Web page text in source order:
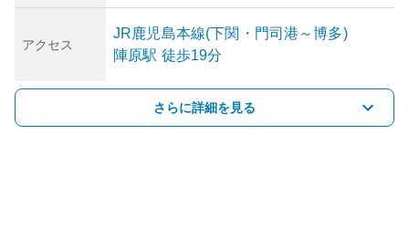
アクセス
JR鹿児島本線(下関・門司港～博多)
陣原駅 徒歩19分
さらに詳細を見る